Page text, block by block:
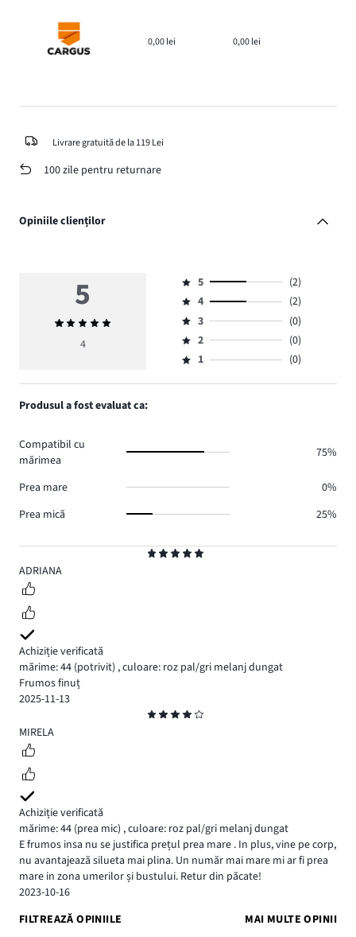
0,00 lei 0,00 lei
Livrare gratuită de la 119 Lei
100 zile pentru returnare
Opiniile clienților
5
ADRIANA
Achiziție verificată
mărime: 44 (potrivit) ,culoare: roz pal/gri melanj dungat
Frumos finuț
2025-11-13
4
MIRELA
Achiziție verificată
mărime: 44 (prea mic) ,culoare: roz pal/gri melanj dungat
E frumos insa nu se justifica prețul prea mare . In plus, vine pe corp,
nu avantajează silueta mai plina. Un număr mai mare mi ar fi prea
mare in zona umerilor și bustului. Retur din păcate!
2023-10-16
FILTREAZĂ OPINIILE
MAI MULTE OPINII
5
Evaluarea
medie
4
Evaluare
5,
numărul
de
voturi
2.
5
(2)
Evaluare
4,
numărul
de
2.
4
(2)
Evaluare
3,
numărul
3
(0)
Evaluare
2,
2
(0)
Evaluare
1,
1 (0)
Produsul a fost evaluat ca:
Compatibil cu
mărimea
75%
Prea mare
0%
Prea mică
25%